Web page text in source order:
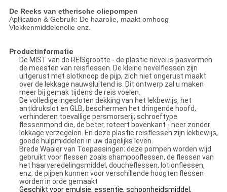
De Reeks van etherische oliepompen
Apllication & Gebruik: De haarolie, maakt omhoog
Vlekkenmiddelenolie enz.
Productinformatie
De MIST van de REISgrootte - de plastic nevel is pasvormen
de meesten van reisflessen. De kleine nevelflessen zijn
uitgerust met slotknoop de pijp, zich niet ongerust maakt
over de lekkage nauwsluitend is. Dit ontwerp zal u maken
meer bij gemak tijdens de reis voelen.
De volledige ingesloten dekking van het lekbewijs, het
antidrukslot en GLB, beschermen het dringende hoofd,
verhinderen toevallige persmorserij; schroeftype
flessenmond die, de beter, roteert bovenkant - neer zonder
lekkage verzegelen. En deze plastic reisflessen zijn lekbewijs,
goede hulpmiddelen in uw dagelijks leven.
Brede Waaier van Toepassingen: deze pompen worden wijd
gebruikt voor flessen zoals shampooflessen, de flessen van
het haarveredelingsmiddel, doucheflessen, lotionflessen,
enz. de pijpen kunnen voor verschillende hoogten flessen
worden in orde gemaakt
Geschikt voor emulsie, essentie, schoonheidsmiddel,